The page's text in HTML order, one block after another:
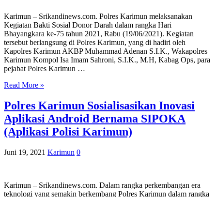
Karimun – Srikandinews.com. Polres Karimun melaksanakan
Kegiatan Bakti Sosial Donor Darah dalam rangka Hari
Bhayangkara ke-75 tahun 2021, Rabu (19/06/2021). Kegiatan
tersebut berlangsung di Polres Karimun, yang di hadiri oleh
Kapolres Karimun AKBP Muhammad Adenan S.I.K., Wakapolres
Karimun Kompol Isa Imam Sahroni, S.I.K., M.H, Kabag Ops, para
pejabat Polres Karimun …
Read More »
Polres Karimun Sosialisasikan Inovasi
Aplikasi Android Bernama SIPOKA
(Aplikasi Polisi Karimun)
Juni 19, 2021 Karimun 0
Karimun – Srikandinews.com. Dalam rangka perkembangan era
teknologi yang semakin berkembang Polres Karimun dalam rangka